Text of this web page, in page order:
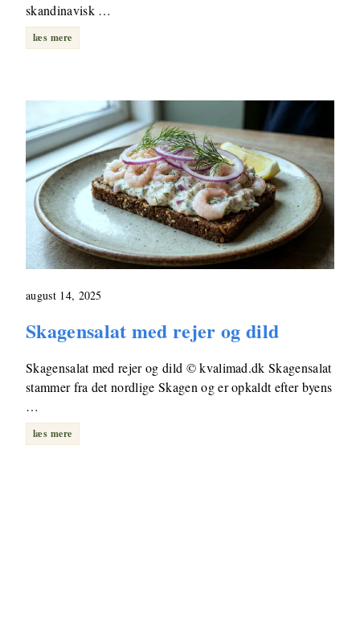
skandinavisk …
læs mere
august 14, 2025
Skagensalat med rejer og dild
Skagensalat med rejer og dild © kvalimad.dk Skagensalat
stammer fra det nordlige Skagen og er opkaldt efter byens
…
læs mere